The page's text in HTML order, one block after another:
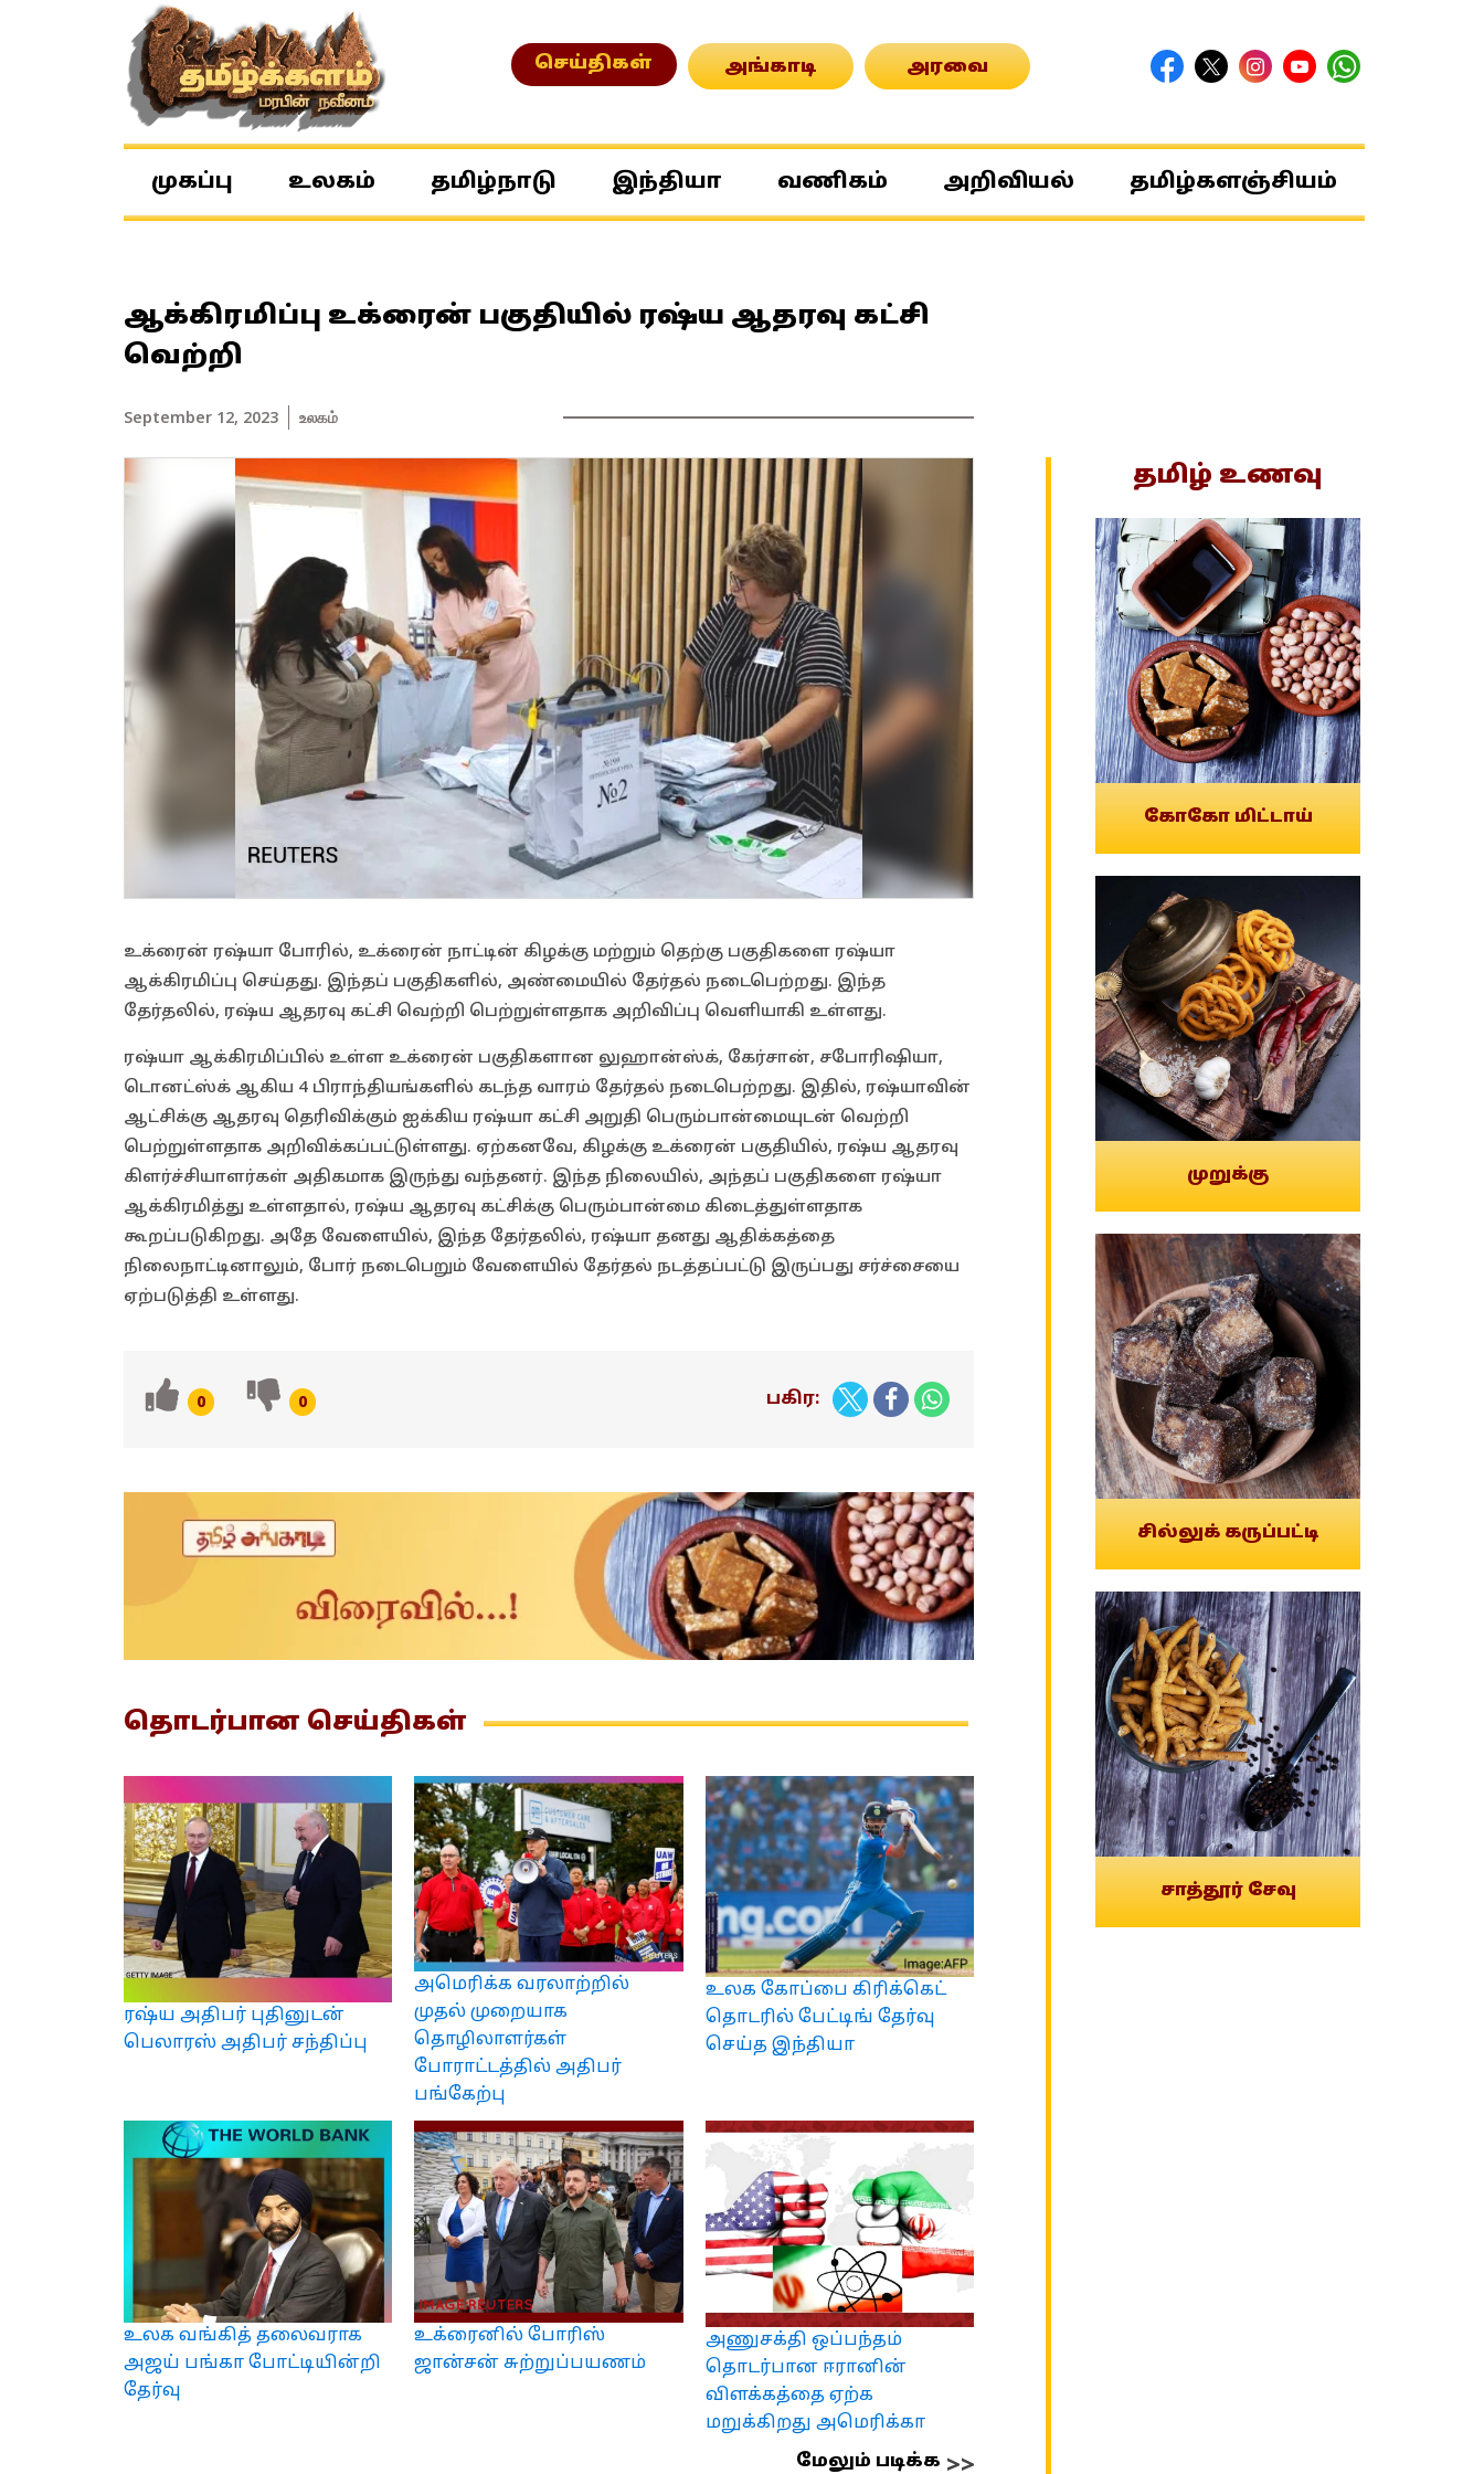
செய்திகள் அங்காடி அரவை
முகப்பு உலகம் தமிழ்நாடு இந்தியா வணிகம் அறிவியல் தமிழ்களஞ்சியம்
ஆக்கிரமிப்பு உக்ரைன் பகுதியில் ரஷ்ய ஆதரவு கட்சி
வெற்றி
September 12, 2023 உலகம்
உக்ரைன் ரஷ்யா போரில், உக்ரைன் நாட்டின் கிழக்கு மற்றும் தெற்கு பகுதிகளை ரஷ்யா
ஆக்கிரமிப்பு செய்தது. இந்தப் பகுதிகளில், அண்மையில் தேர்தல் நடைபெற்றது. இந்த
தேர்தலில், ரஷ்ய ஆதரவு கட்சி வெற்றி பெற்றுள்ளதாக அறிவிப்பு வெளியாகி உள்ளது.
ரஷ்யா ஆக்கிரமிப்பில் உள்ள உக்ரைன் பகுதிகளான லுஹான்ஸ்க், கேர்சான், சபோரிஷியா,
டொனட்ஸ்க் ஆகிய 4 பிராந்தியங்களில் கடந்த வாரம் தேர்தல் நடைபெற்றது. இதில், ரஷ்யாவின்
ஆட்சிக்கு ஆதரவு தெரிவிக்கும் ஐக்கிய ரஷ்யா கட்சி அறுதி பெரும்பான்மையுடன் வெற்றி
பெற்றுள்ளதாக அறிவிக்கப்பட்டுள்ளது. ஏற்கனவே, கிழக்கு உக்ரைன் பகுதியில், ரஷ்ய ஆதரவு
கிளர்ச்சியாளர்கள் அதிகமாக இருந்து வந்தனர். இந்த நிலையில், அந்தப் பகுதிகளை ரஷ்யா
ஆக்கிரமித்து உள்ளதால், ரஷ்ய ஆதரவு கட்சிக்கு பெரும்பான்மை கிடைத்துள்ளதாக
கூறப்படுகிறது. அதே வேளையில், இந்த தேர்தலில், ரஷ்யா தனது ஆதிக்கத்தை
நிலைநாட்டினாலும், போர் நடைபெறும் வேளையில் தேர்தல் நடத்தப்பட்டு இருப்பது சர்ச்சையை
ஏற்படுத்தி உள்ளது.
0 0 பகிர:
தொடர்பான செய்திகள்
ரஷ்ய அதிபர் புதினுடன்
பெலாரஸ் அதிபர் சந்திப்பு
அமெரிக்க வரலாற்றில்
முதல் முறையாக
தொழிலாளர்கள்
போராட்டத்தில் அதிபர்
பங்கேற்பு
உலக கோப்பை கிரிக்கெட்
தொடரில் பேட்டிங் தேர்வு
செய்த இந்தியா
உலக வங்கித் தலைவராக
அஜய் பங்கா போட்டியின்றி
தேர்வு
உக்ரைனில் போரிஸ்
ஜான்சன் சுற்றுப்பயணம்
அணுசக்தி ஒப்பந்தம்
தொடர்பான ஈரானின்
விளக்கத்தை ஏற்க
மறுக்கிறது அமெரிக்கா
மேலும் படிக்க
தமிழ் உணவு
கோகோ மிட்டாய்
முறுக்கு
சில்லுக் கருப்பட்டி
சாத்தூர் சேவு